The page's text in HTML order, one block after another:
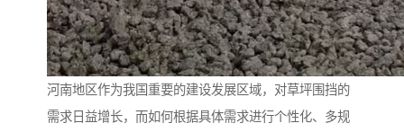
河南地区作为我国重要的建设发展区域，对草坪围挡的
需求日益增长，而如何根据具体需求进行个性化、多规